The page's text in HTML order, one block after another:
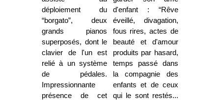
déploiement du
“borgato”, deux
grands pianos
superposés, dont le
clavier de l'un est
relié à un système
de pédales.
Impressionnante
présence de cet
d'enfant : “Rêve
éveillé, divagation,
fous rires, actes de
beauté et d'amour
produits par hasard,
temps passé dans
la compagnie des
enfants et de ceux
qui le sont restés...